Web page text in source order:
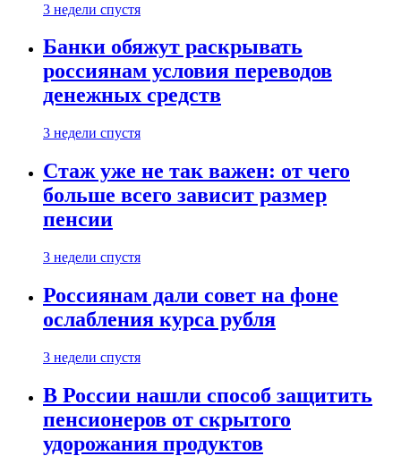
3 недели спустя
Банки обяжут раскрывать
россиянам условия переводов
денежных средств
3 недели спустя
Стаж уже не так важен: от чего
больше всего зависит размер
пенсии
3 недели спустя
Россиянам дали совет на фоне
ослабления курса рубля
3 недели спустя
В России нашли способ защитить
пенсионеров от скрытого
удорожания продуктов